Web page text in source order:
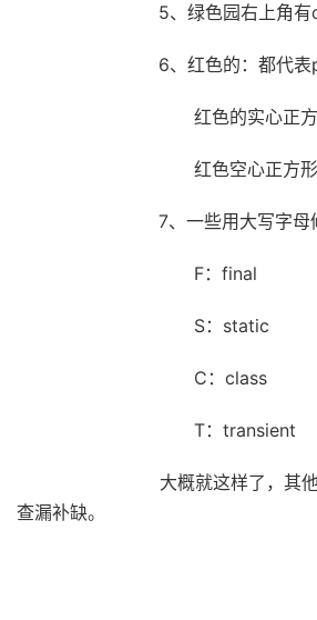
5、绿色园右上角有c：
6、红色的：都代表
红色的实心正方形：
红色空心正方形：私
7、一些用大写字母修饰
F：final
S：static
C：class
T：transient
大概就这样了，其他的如
查漏补缺。